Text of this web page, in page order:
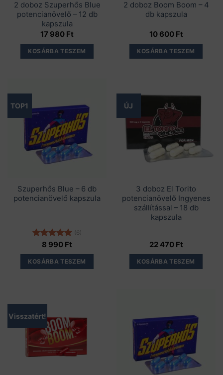
2 doboz Szuperhős Blue
potencianövelő – 12 db
kapszula
17 980 Ft
KOSÁRBA TESZEM
2 doboz Boom Boom – 4
db kapszula
10 600 Ft
KOSÁRBA TESZEM
TOP1
Szuperhős Blue – 6 db
potencianövelő kapszula
Értékelés:
(6)
8 990 Ft
KOSÁRBA TESZEM
ÚJ
3 doboz El Torito
potencianövelő Ingyenes
szállítással – 18 db
kapszula
22 470 Ft
KOSÁRBA TESZEM
Visszatért!